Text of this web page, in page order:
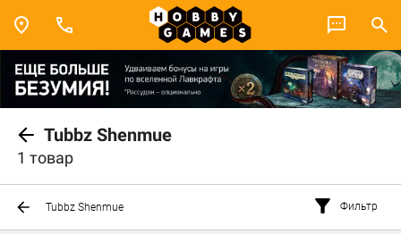
Tubbz Shenmue
1 товар
Tubbz Shenmue Фильтр